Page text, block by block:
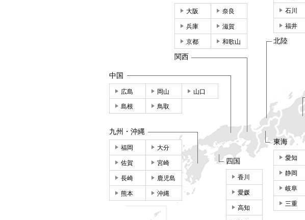
東海
愛知
静岡
岐阜
三重
石川
福井
北陸
大阪 奈良
兵庫 滋賀
京都 和歌山
関西
中国
広島 岡山 山口
島根 鳥取
四国
香川
愛媛
高知
九州・沖縄
福岡 大分
佐賀 宮崎
長崎 鹿児島
熊本 沖縄